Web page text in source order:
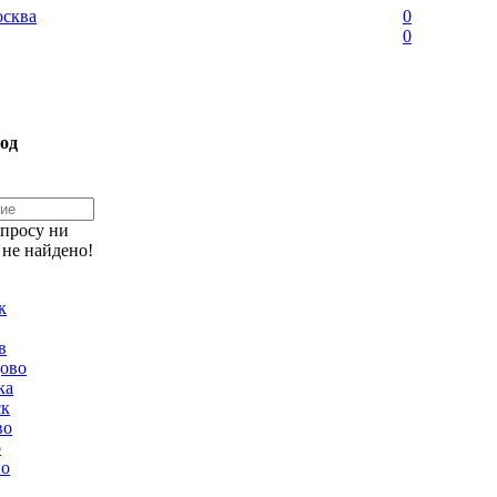
0
0
ни
найдено!